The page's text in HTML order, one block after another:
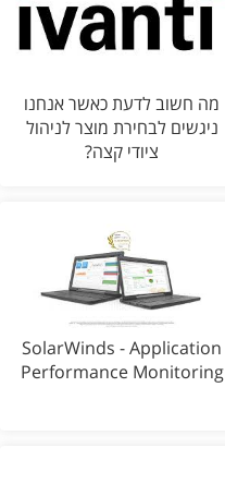
מה חשוב לדעת כאשר אנחנו
ניגשים לבחירת מוצר לניהול
ציודי קצה?
SolarWinds - Application
Performance Monitoring